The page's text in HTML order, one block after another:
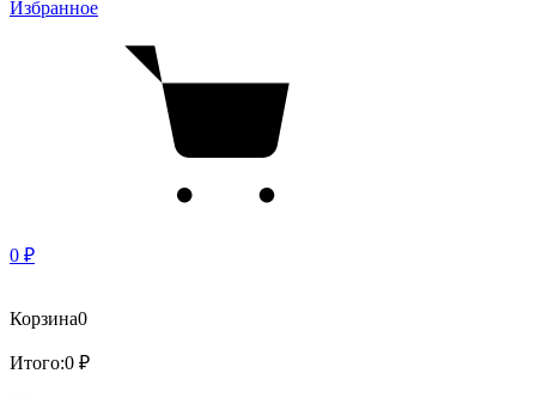
Избранное
0 ₽
Корзина0
Итого:0 ₽